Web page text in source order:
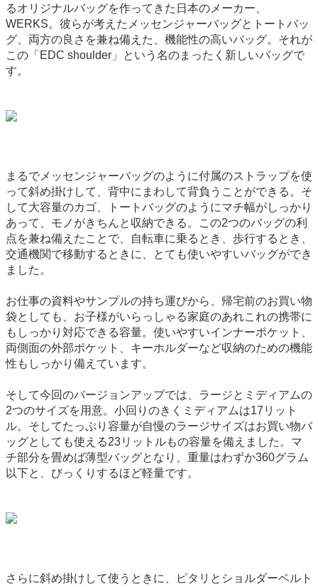
るオリジナルバッグを作ってきた日本のメーカー、
WERKS。彼らが考えたメッセンジャーバッグとトートバッ
グ、両方の良さを兼ね備えた、機能性の高いバッグ。それが
この「EDC shoulder」という名のまったく新しいバッグで
す。
まるでメッセンジャーバッグのように付属のストラップを使
って斜め掛けして、背中にまわして背負うことができる。そ
して大容量のカゴ、トートバッグのようにマチ幅がしっかり
あって、モノがきちんと収納できる。この2つのバッグの利
点を兼ね備えたことで、自転車に乗るとき、歩行するとき、
交通機関で移動するときに、とても使いやすいバッグができ
ました。
お仕事の資料やサンプルの持ち運びから、帰宅前のお買い物
袋としても、お子様がいらっしゃる家庭のあれこれの携帯に
もしっかり対応できる容量。使いやすいインナーポケット、
両側面の外部ポケット、キーホルダーなど収納のための機能
性もしっかり備えています。
そして今回のバージョンアップでは、ラージとミディアムの
2つのサイズを用意。小回りのきくミディアムは17リット
ル。そしてたっぷり容量が自慢のラージサイズはお買い物バ
ッグとしても使える23リットルもの容量を備えました。マ
チ部分を畳めば薄型バッグとなり、重量はわずか360グラム
以下と、びっくりするほど軽量です。
さらに斜め掛けして使うときに、ピタリとショルダーベルト